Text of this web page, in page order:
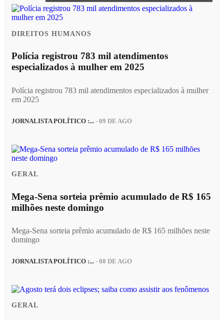
DIREITOS HUMANOS
Polícia registrou 783 mil atendimentos
especializados à mulher em 2025
Polícia registrou 783 mil atendimentos especializados à mulher
em 2025
JORNALISTA POLÍTICO :... - 09 DE AGO
GERAL
Mega-Sena sorteia prêmio acumulado de R$ 165
milhões neste domingo
Mega-Sena sorteia prêmio acumulado de R$ 165 milhões neste
domingo
JORNALISTA POLÍTICO :... - 08 DE AGO
GERAL